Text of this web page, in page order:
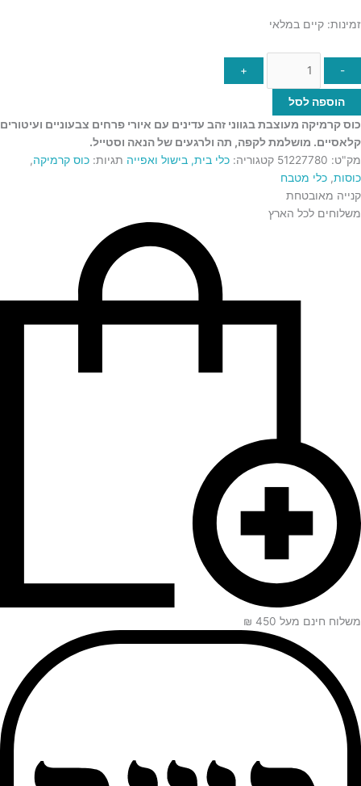
זמינות: קיים במלאי
-
+
הוספה לסל
כוס קרמיקה מעוצבת בגווני זהב עדינים עם איורי פרחים צבעוניים ועיטורים
קלאסיים. מושלמת לקפה, תה ולרגעים של הנאה וסטייל.
מק"ט: 51227780 קטגוריה: כלי בית, בישול ואפייה תגיות: כוס קרמיקה,
כוסות, כלי מטבח
קנייה מאובטחת
משלוחים לכל הארץ
משלוח חינם מעל 450 ₪